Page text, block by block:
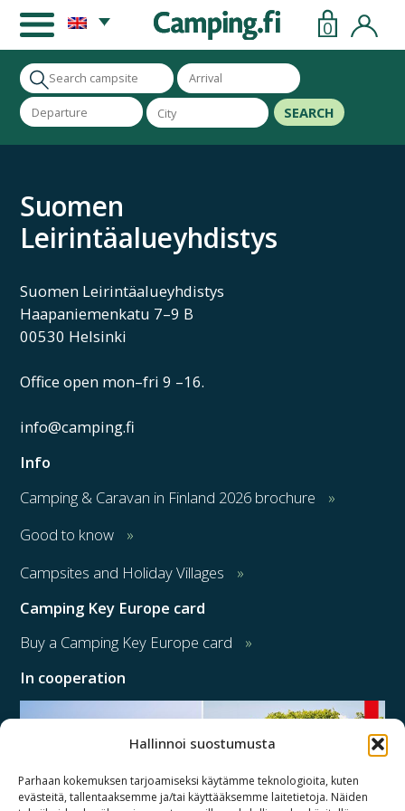
Hallinnoi suostumusta
Parhaan kokemuksen tarjoamiseksi käytämme teknologioita, kuten
evästeitä, tallentaaksemme ja/tai käyttääksemme laitetietoja. Näiden
0
SEARCH
Suomen
Leirintäalueyhdistys
Suomen Leirintäalueyhdistys
Haapaniemenkatu 7–9 B
00530 Helsinki
Office open mon–fri 9 –16.
info@camping.fi
Info
Camping & Caravan in Finland 2026 brochure
Good to know
Campsites and Holiday Villages
Camping Key Europe card
Buy a Camping Key Europe card
In cooperation